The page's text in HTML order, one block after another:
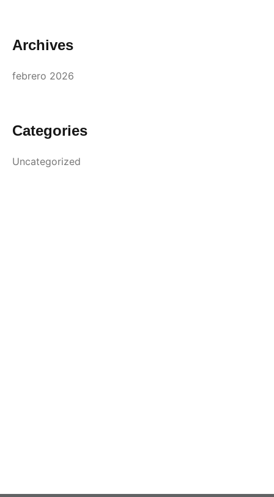
Archives
febrero 2026
Categories
Uncategorized